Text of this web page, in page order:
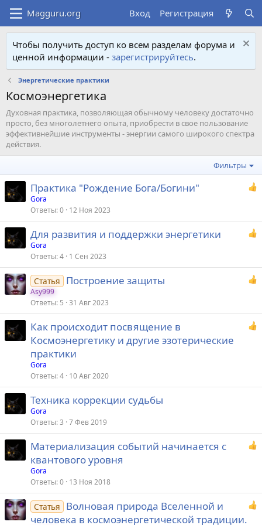
Вход Регистрация
Чтобы получить доступ ко всем разделам форума и
ценной информации - зарегистрируйтесь.
Энергетические практики
Космоэнергетика
Духовная практика, позволяющая обычному человеку достаточно
просто, без многолетнего опыта, приобрести в свое пользование
эффективнейшие инструменты - энергии самого широкого спектра
действия.
Фильтры
Практика "Рождение Бога/Богини"
Gora
Ответы 0 12 Ноя 2023
Для развития и поддержки энергетики
Gora
Ответы 4 1 Сен 2023
Статья Построение защиты
Asy999
Ответы 5 31 Авг 2023
Как происходит посвящение в
Космоэнергетику и другие эзотерические
практики
Gora
Ответы 4 10 Авг 2020
Техника коррекции судьбы
Gora
Ответы 3 7 Фев 2019
Материализация событий начинается c
квантового уровня
Gora
Ответы 0 13 Ноя 2018
Статья
Волновая природа Вселенной и
человека в космоэнергетической традиции.